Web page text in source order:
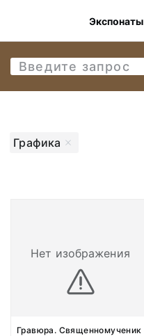
Экспонаты
Графика
Нет изображения
Гравюра. Священномученик